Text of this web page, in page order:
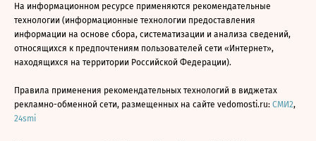
На информационном ресурсе применяются рекомендательные
технологии (информационные технологии предоставления
информации на основе сбора, систематизации и анализа сведений,
относящихся к предпочтениям пользователей сети «Интернет»,
находящихся на территории Российской Федерации).
Правила применения рекомендательных технологий в виджетах
рекламно-обменной сети, размещенных на сайте vedomosti.ru: СМИ2,
24smi